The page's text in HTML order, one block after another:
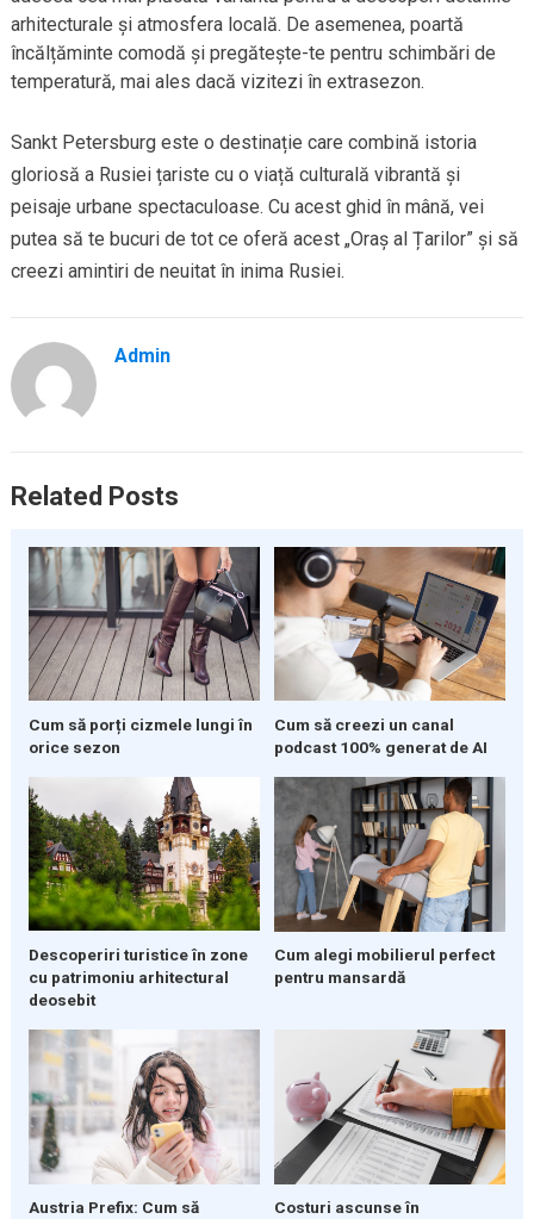
arhitecturale și atmosfera locală. De asemenea, poartă
încălțăminte comodă și pregătește-te pentru schimbări de
temperatură, mai ales dacă vizitezi în extrasezon.
Sankt Petersburg este o destinație care combină istoria
gloriosă a Rusiei țariste cu o viață culturală vibrantă și
peisaje urbane spectaculoase. Cu acest ghid în mână, vei
putea să te bucuri de tot ce oferă acest „Oraș al Țarilor” și să
creezi amintiri de neuitat în inima Rusiei.
Admin
Related Posts
Cum să porți cizmele lungi în
orice sezon
Cum să creezi un canal
podcast 100% generat de AI
Descoperiri turistice în zone
cu patrimoniu arhitectural
deosebit
Cum alegi mobilierul perfect
pentru mansardă
Austria Prefix: Cum să
Costuri ascunse în